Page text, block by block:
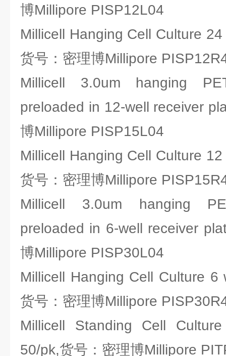
博Millipore PISP12L04
Millicell Hanging Cell Culture
货号：密理博Millipore
Millicell 3.0um hanging
preloaded in 12-well receiver
博Millipore PISP15L04
Millicell Hanging Cell Culture
货号：密理博Millipore
Millicell 3.0um hanging
preloaded in 6-well receiver
博Millipore PISP30L04
Millicell Hanging Cell Culture 6
货号：密理博Millipore
Millicell Standing Cell
50/pk,货号：密理博Millipore